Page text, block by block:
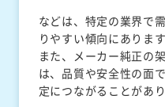
などは、特定の業界で
りやすい傾向にあります
また、メーカー純正の
は、品質や安全性の面
定につながることがあり